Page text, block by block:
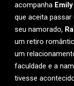
acompanha Emily
que aceita passar
seu namorado,
um retiro
um
faculdade e a
tivesse